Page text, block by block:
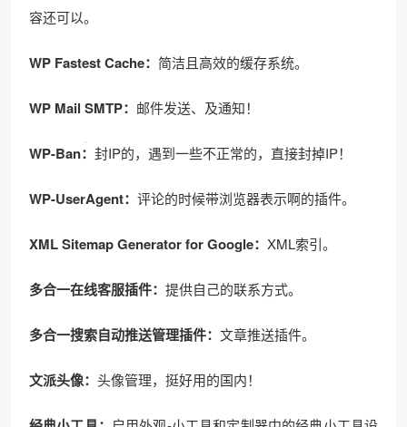
容还可以。
WP Fastest Cache： 简洁且高效的缓存系统。
WP Mail SMTP： 邮件发送、及通知！
WP-Ban： 封IP的，遇到一些不正常的，直接封掉IP！
WP-UserAgent： 评论的时候带浏览器表示啊的插件。
XML Sitemap Generator for Google： XML索引。
多合一在线客服插件： 提供自己的联系方式。
多合一搜索自动推送管理插件： 文章推送插件。
文派头像： 头像管理，挺好用的国内！